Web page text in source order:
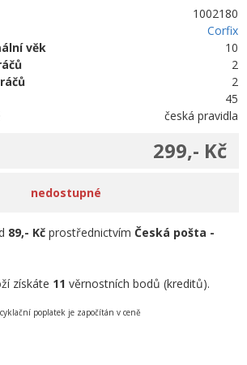
1002180
Corfix
věk
10
2
2
45
česká pravidla
299,- Kč
nedostupné
89,- Kč prostřednictvím Česká pošta -
získáte 11 věrnostních bodů (kreditů).
poplatek je započítán v ceně